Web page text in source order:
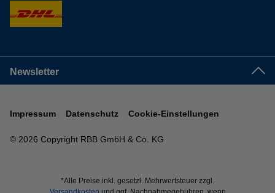
Newsletter
© 2026 Copyright RBB GmbH & Co. KG
Impressum Datenschutz Cookie-Einstellungen
*Alle Preise inkl. gesetzl. Mehrwertsteuer zzgl.